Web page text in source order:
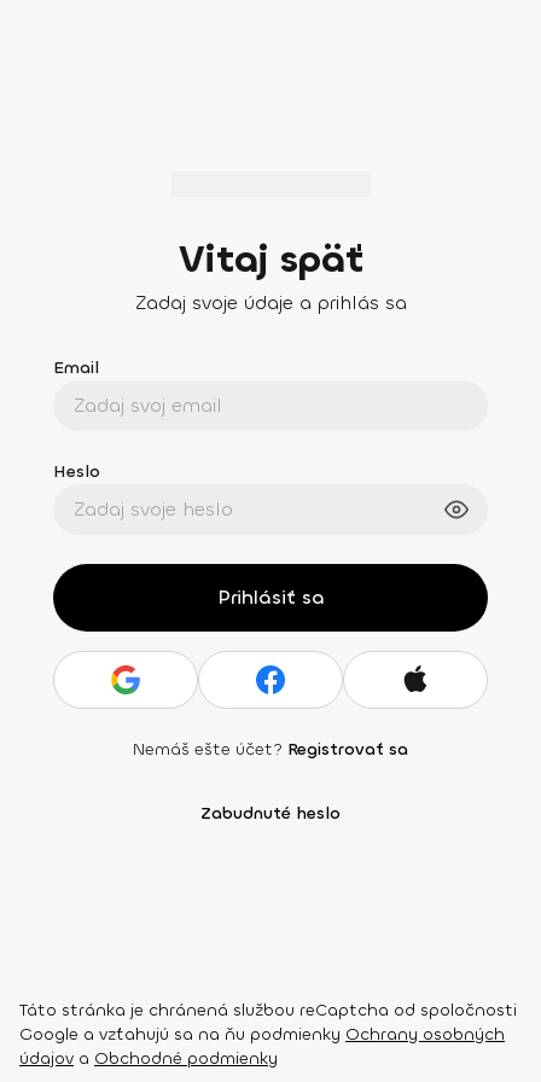
Vitaj späť
Zadaj svoje údaje a prihlás sa
Email
Heslo
Prihlásiť sa
Nemáš ešte účet? Registrovať sa
Zabudnuté heslo
Táto stránka je chránená službou reCaptcha od spoločnosti
Google a vzťahujú sa na ňu podmienky Ochrany osobných
údajov a Obchodné podmienky